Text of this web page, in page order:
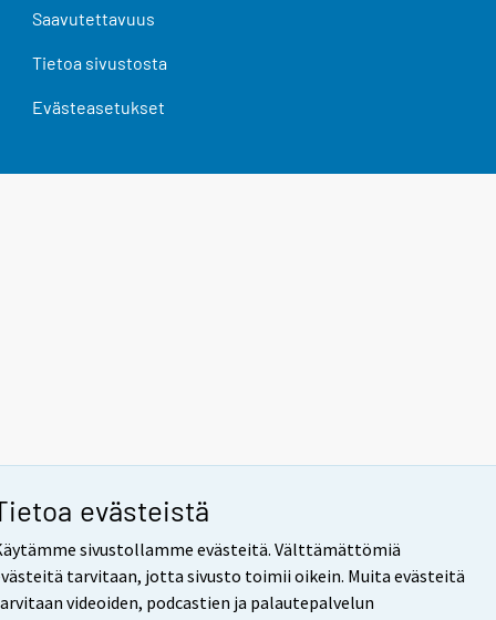
evästeistä
sivustollamme evästeitä. Välttämättömiä
tarvitaan, jotta sivusto toimii oikein. Muita evästeitä
videoiden, podcastien ja palautepalvelun
Saavutettavuus
Tietoa sivustosta
Evästeasetukset